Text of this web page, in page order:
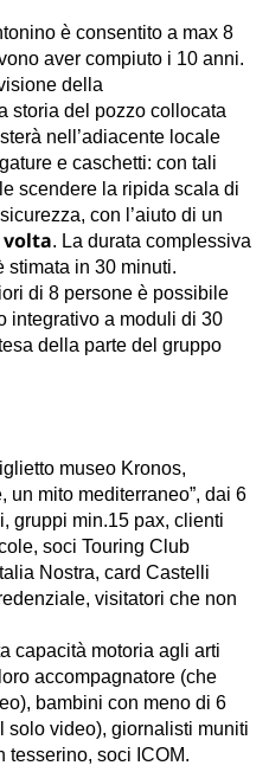
è consentito a max 8
aver compiuto i 10 anni.
della
storia del pozzo collocata
nell’adiacente locale
e caschetti: con tali
scendere la ripida scala di
con l’aiuto di un
volta. La durata complessiva
stimata in 30 minuti.
di 8 persone è possibile
integrativo a moduli di 30
della parte del gruppo
museo Kronos,
un mito mediterraneo”, dai 6
gruppi min.15 pax, clienti
soci Touring Club
Nostra, card Castelli
visitatori che non
capacità motoria agli arti
accompagnatore (che
bambini con meno di 6
solo video), giornalisti muniti
tesserino, soci ICOM.